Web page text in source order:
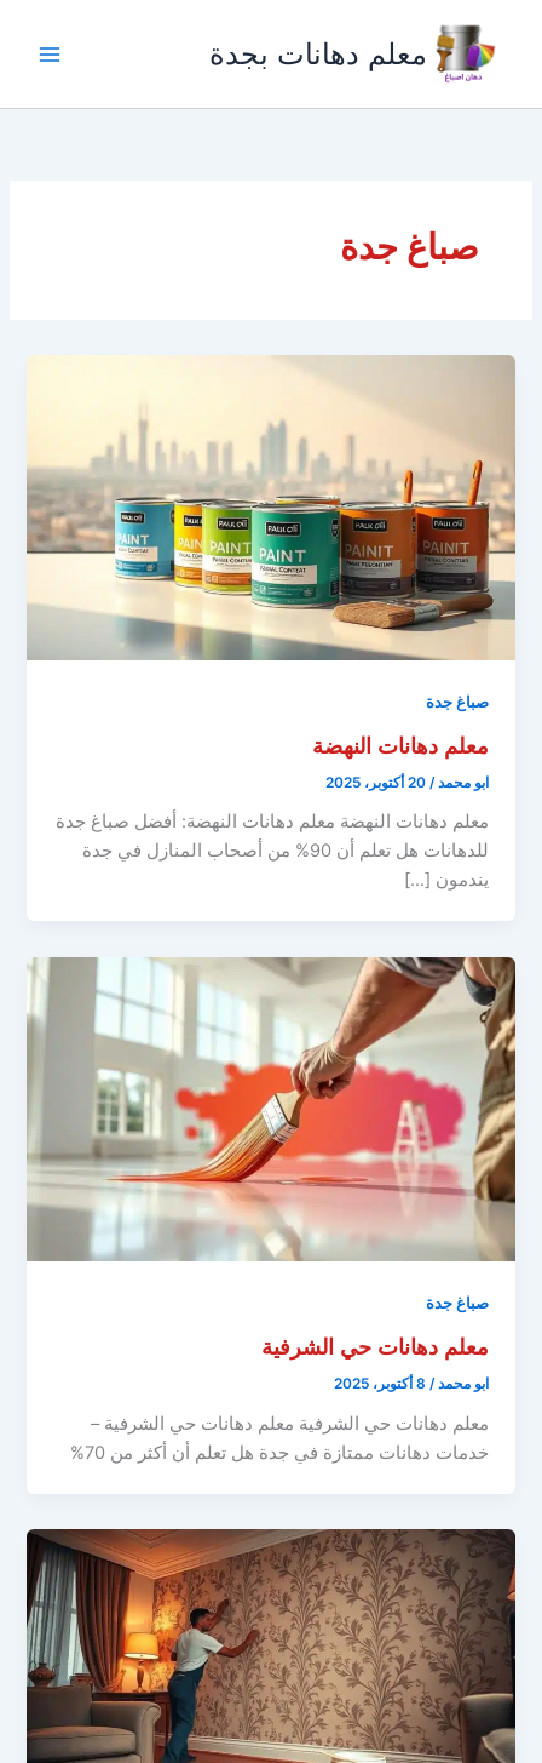
المحتوى
معلم دهانات بجدة
صباغ جدة
صباغ جدة
معلم دهانات النهضة
ابو محمد/20 أكتوبر، 2025
معلم دهانات النهضة معلم دهانات النهضة: أفضل صباغ جدة
للدهانات هل تعلم أن 90% من أصحاب المنازل في جدة
يندمون […]
صباغ جدة
معلم دهانات حي الشرفية
ابو محمد/ 8 أكتوبر، 2025
معلم دهانات حي الشرفية معلم دهانات حي الشرفية –
خدمات دهانات ممتازة في جدة هل تعلم أن أكثر من 70%